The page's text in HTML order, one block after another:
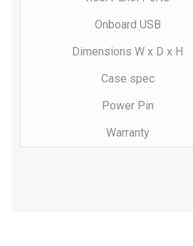
Onboard USB
Dimensions W x D x H
Case spec
Power Pin
Warranty